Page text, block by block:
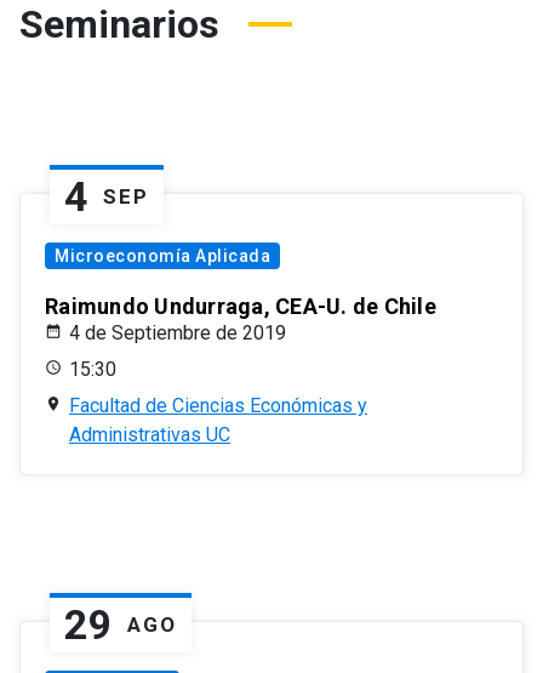
Seminarios
4 SEP
Microeconomía Aplicada
Raimundo Undurraga, CEA-U. de Chile
4 de Septiembre de 2019
15:30
Facultad de Ciencias Económicas y
Administrativas UC
29 AGO